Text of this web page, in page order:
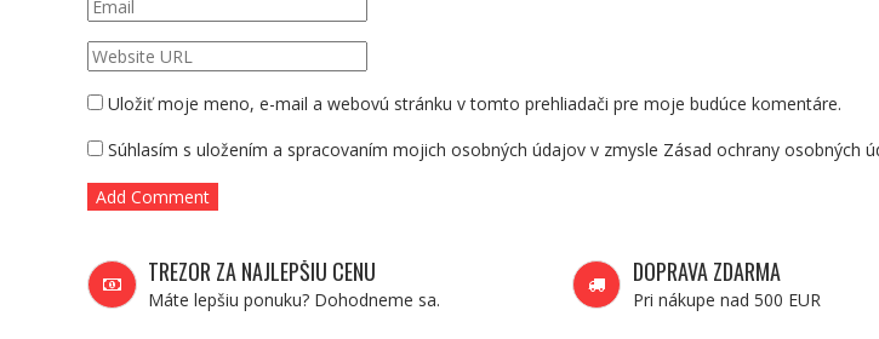
Uložiť moje meno, e-mail a webovú stránku v tomto prehliadači pre moje budúce komentáre.
Súhlasím s uložením a spracovaním mojich osobných údajov v zmysle Zásad ochrany osobných
TREZOR ZA NAJLEPŠIU CENU
Máte lepšiu ponuku? Dohodneme sa.
DOPRAVA ZDARMA
Pri nákupe nad 500 EUR